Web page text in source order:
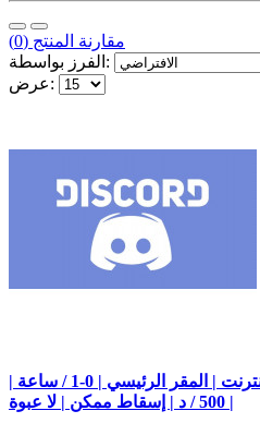
مقارنة المنتج (0)
الفرز بواسطة:
عرض:
أعضاء الخلاف | 30 د على الإنترنت | المقر الرئيسي | 0-1 / ساعة |
500 / د | إسقاط ممكن | لا عبوة |